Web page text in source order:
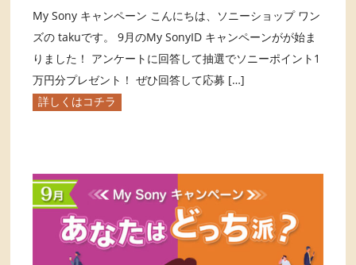
My Sony キャンペーン こんにちは、ソニーショップ ワン
ズの takuです。 9月のMy SonyID キャンペーンがが始ま
りました！ アンケートに回答して抽選でソニーポイント1
万円分プレゼント！ ぜひ回答して応募 […]
詳しくはコチラ